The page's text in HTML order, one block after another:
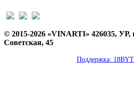
© 2015-2026 «VINARTI» 426035, УР,
Советская, 45
Поддержка: